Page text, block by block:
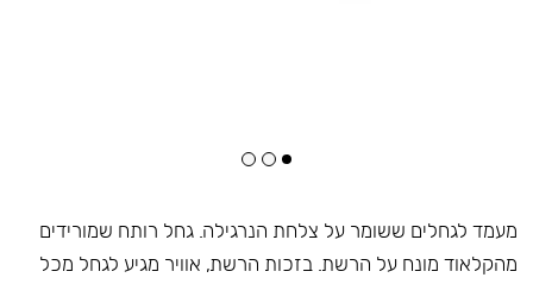
מעמד לגחלים ששומר על צלחת הנרגילה. גחל רותח שמורידים
מהקלאוד מונח על הרשת. בזכות הרשת, אוויר מגיע לגחל מכל